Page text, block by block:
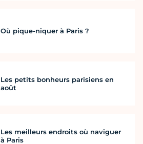
Où pique-niquer à Paris ?
Les petits bonheurs parisiens en
août
Les meilleurs endroits où naviguer
à Paris